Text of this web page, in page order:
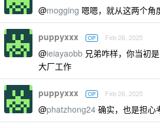
@mogging 嗯嗯，就从这两个角
puppyxxx OP Feb 26, 2025
@ieiayaobb 兄弟咋样，你当初
大厂工作
puppyxxx OP Feb 26, 2025
@phatzhong24 确实，也是担心